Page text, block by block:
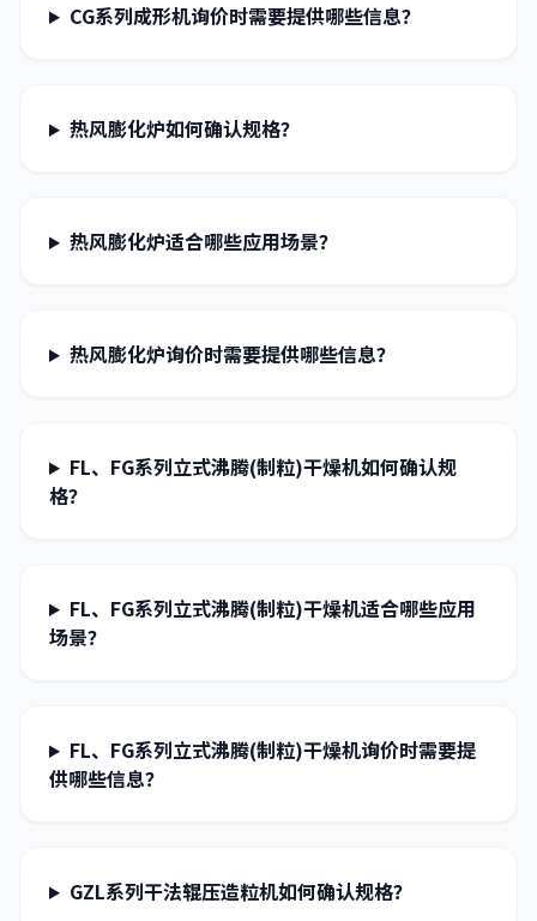
CG系列成形机询价时需要提供哪些信息？
热风膨化炉如何确认规格？
热风膨化炉适合哪些应用场景？
热风膨化炉询价时需要提供哪些信息？
FL、FG系列立式沸腾(制粒)干燥机如何确认规
格？
FL、FG系列立式沸腾(制粒)干燥机适合哪些应用
场景？
FL、FG系列立式沸腾(制粒)干燥机询价时需要提
供哪些信息？
GZL系列干法辊压造粒机如何确认规格？